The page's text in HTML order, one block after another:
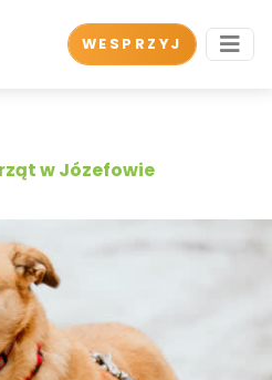
WESPRZYJ
w Józefowie